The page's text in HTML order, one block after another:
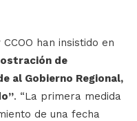
han insistido en
de
al Gobierno Regional,
. “La primera medida
de una fecha